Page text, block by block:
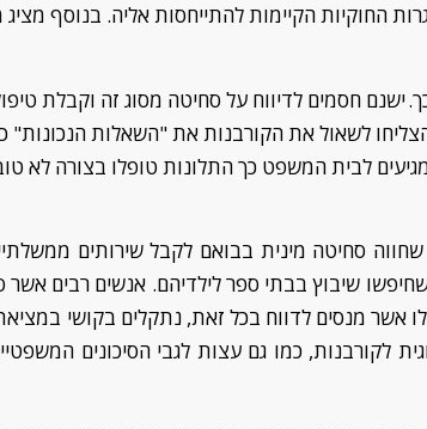
החוקיות הקיימות להתייחסות אליה. בנוסף מציג
ישנם חסמים לדיווח על סחיטה מסוג זה וקבלת
לשאול את הקורבנות את"השאלותהנכונות"
לבית המשפט כך התלונות טופלו בצורה לא ט
סחיטה מינית בבואם לקבלשירותים
שיבוץ בבתי ספר לילדיהם. אנשים רבים אשר
מנסים לדווח בכל זאת, נתקלים בקושי
לקורבנות, כמו גם עצות לגבי הסיכונים